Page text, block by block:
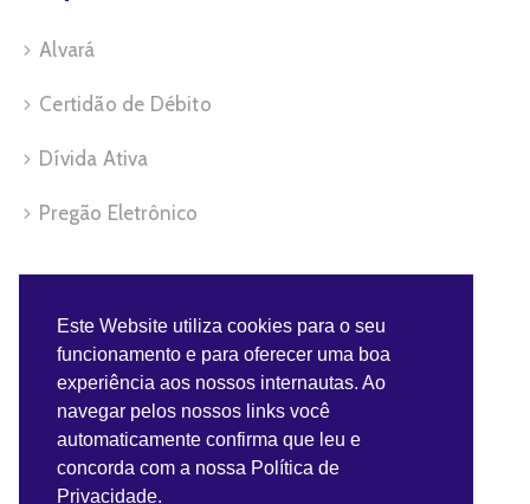
Alvará
Certidão de Débito
Dívida Ativa
Pregão Eletrônico
Benefícios do Servidor
Contra-Cheque
Convênios do Servidor
Este Website utiliza cookies para o seu
funcionamento e para oferecer uma boa
experiência aos nossos internautas. Ao
navegar pelos nossos links você
automaticamente confirma que leu e
concorda com a nossa Política de
Privacidade.